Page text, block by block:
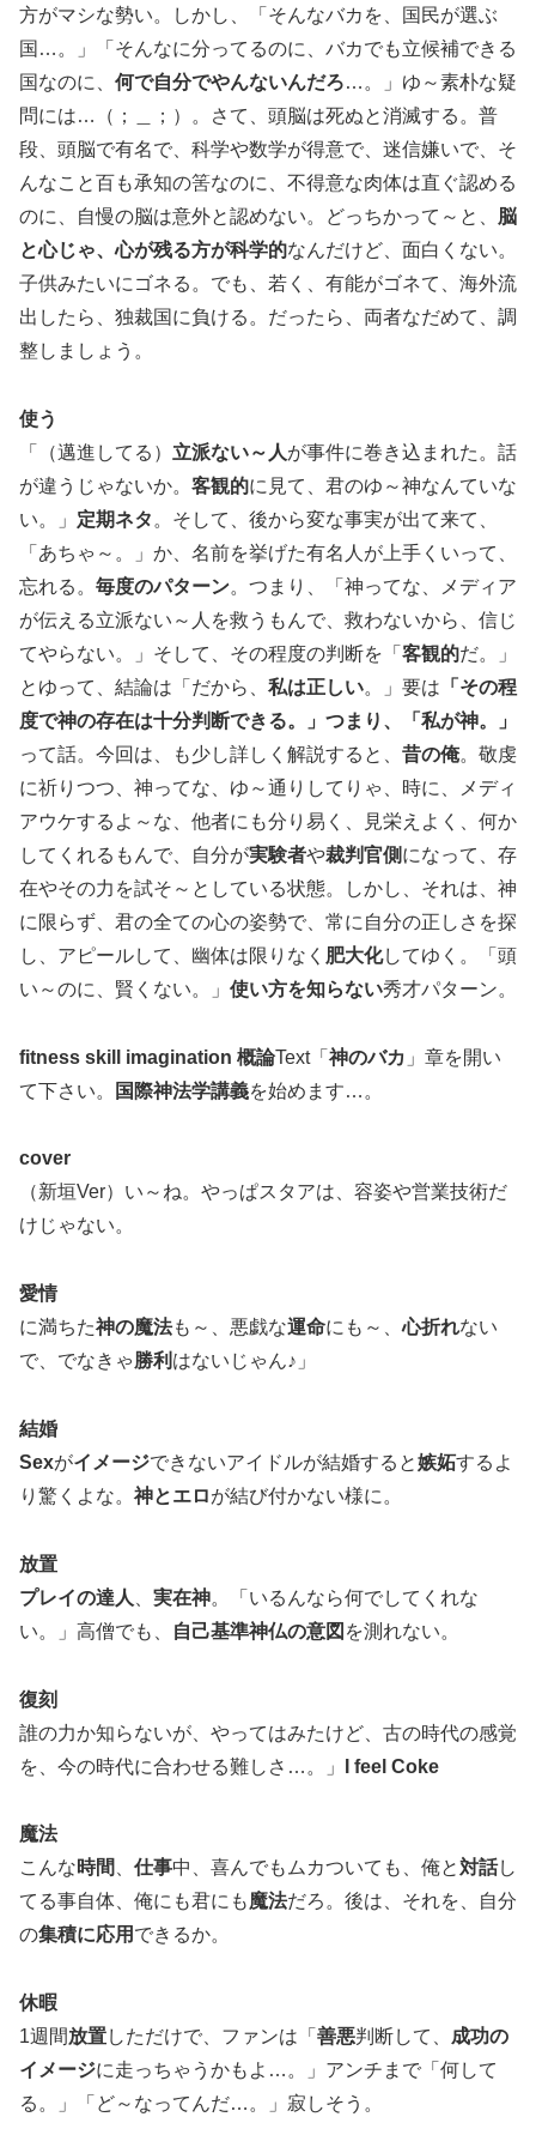
方がマシな勢い。しかし、「そんなバカを、国民が選ぶ
国…。」「そんなに分ってるのに、バカでも立候補できる
国なのに、 何で自分でやんないんだろ…。」ゆ～素朴な疑
問には…（；＿；）。さて、頭脳は死ぬと消滅する。普
段、頭脳で有名で、科学や数学が得意で、迷信嫌いで、そ
んなこと百も承知の筈なのに、不得意な肉体は直ぐ認める
のに、自慢の脳は意外と認めない。どっちかって～と、 脳
と心じゃ、心が残る方が科学的なんだけど、面白くない。
子供みたいにゴネる。でも、若く、有能がゴネて、海外流
出したら、独裁国に負ける。だったら、両者なだめて、調
整しましょう。
使う
「（邁進してる） 立派ない～人が事件に巻き込まれた。話
が違うじゃないか。 客観的に見て、君のゆ～神なんていな
い。」 定期ネタ 。そして、後から変な事実が出て来て、
「あちゃ～。」か、名前を挙げた有名人が上手くいって、
忘れる。 毎度のパターン。つまり、「神ってな、メディア
が伝える立派ない～人を救うもんで、救わないから、信じ
てやらない。」そして、その程度の判断を「 客観的だ。」
とゆって、結論は「だから、 私は正しい。」要は 「その程
度で神の存在は十分判断できる。」つまり、「私が神。」
って話。今回は、も少し詳しく解説すると、 昔の俺。敬虔
に祈りつつ、神ってな、ゆ～通りしてりゃ、時に、メディ
アウケするよ～な、他者にも分り易く、見栄えよく、何か
してくれるもんで、自分が実験者や裁判官側 になって、存
在やその力を試そ～としている状態。しかし、それは、神
に限らず、君の全ての心の姿勢で、常に自分の正しさを探
し、アピールして、幽体は限りなく 肥大化してゆく。「頭
い～のに、賢くない。」 使い方を知らない秀才パターン。
fitness skill imagination 概論Text「 神のバカ 」章を開い
て下さい。
国際神法学講義を始めます…。
cover
（新垣Ver）い～ね。やっぱスタアは、容姿や営業技術だ
けじゃない。
愛情
に満ちた神の魔法も～、悪戯な運命にも～、心折れない
で、でなきゃ勝利 はないじゃん♪」
結婚
Sexがイメージできないアイドルが結婚すると嫉妬するよ
り驚くよな。 神とエロが結び付かない様に。
放置
プレイの達人
実在神。「いるんなら何でしてくれな
い。」高僧でも、
自己基準神仏の意図 を測れない。
復刻
誰の力か知らないが、やってはみたけど、古の時代の感覚
を、今の時代に合わせる難しさ…。」
I feel Coke
魔法
こんな時間 仕事中、喜んでもムカついても、俺と対話し
てる事自体、俺にも君にも魔法だろ。後は、それを、自分
の集積に応用 できるか。
休暇
1週間放置しただけで、ファンは「 善悪判断して、 成功の
イメージに走っちゃうかもよ…。」アンチまで「何して
る。」「ど～なってんだ…。」寂しそう。